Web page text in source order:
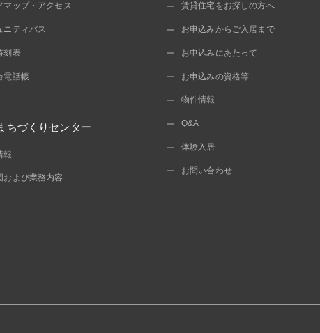
マップ・アクセス
ニティバス
刻表
電話帳
ちづくりセンター
報
および業務内容
賃貸住宅をお探しの方へ
お申込みからご入居まで
お申込みにあたって
お申込みの資格等
物件情報
Q&A
体験入居
お問い合わせ